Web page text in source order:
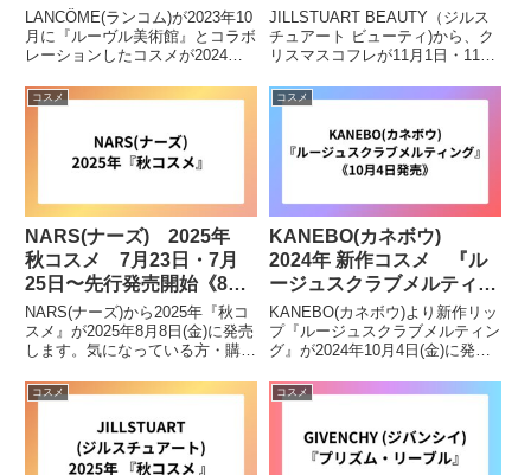
発売》
LANCÔME(ランコム)が2023年10
月に『ルーヴル美術館』とコラボ
レーションしたコスメが2024年7
されます。気になる方・前回購入
できなかった方などチェックして
みて下さい。リシュリュー ウィ
ング パレッ...
売》《11月1日発売》
JILLSTUART BEAUTY（ジルス
チュアート ビューティ)から、ク
リスマスコフレが11月1日・11月
になっている方・購入を検討して
いる方はチェックしてみて下さ
い。11月1日発売ギルティパフェ
タイム コレ...
コスメ
NARS(ナーズ) 2025年
秋コスメ 7月23日・7月
25日〜先行発売開始《8月
8日発売》
NARS(ナーズ)から2025年『秋コ
スメ』が2025年8月8日(金)に発売
します。気になっている方・購入
してみて下さい。8月8日発売ラ
イトリフレクティング プリズマ
ティックパウダー 太陽のまばゆ
い輝きのような...
コスメ
KANEBO(カネボウ)
2024年 新作コスメ 『ル
ージュスクラブメルティン
グ』 9月20日〜予約開
始 《10月4日発売》
KANEBO(カネボウ)より新作リッ
プ『ルージュスクラブメルティン
グ』が2024年10月4日(金)に発売
入を検討している方などはチェッ
クしてみてください。販売情報9
月1日より、＠cosme
SHOPPING(ア...
コスメ コスメ